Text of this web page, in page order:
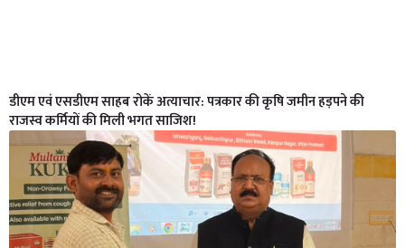
डीएम एवं एसडीएम साहब रोकें अत्याचार: पत्रकार की कृषि जमीन हड़पने की
राजस्व कर्मियों की मिली भगत साजिश!